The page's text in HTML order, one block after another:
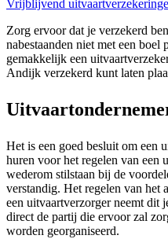
Vrijblijvend
Zorg ervoor dat je verzekerd
nabestaanden niet met een boel
gemakkelijk een
Andijk verzekerd kunt laten
Het is een goed besluit om een
huren voor het regelen van
wederom stilstaan bij de
verstandig. Het regelen van het
een uitvaartverzorger neemt dit
direct de partij die ervoor zal
worden georganiseerd.